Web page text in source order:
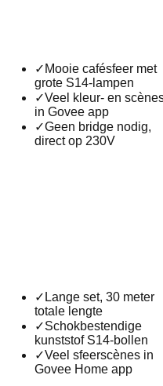
✓ Mooie cafésfeer met
grote S14-lampen
✓Veel kleur- en
in Govee app
✓Geen bridge nodig,
direct op 230V
✓ Lange set, 30 meter
totale lengte
✓Schokbestendige
kunststof S14-bollen
✓Veel sfeerscènes in
Govee Home app